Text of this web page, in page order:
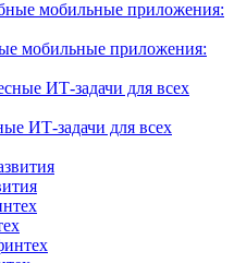
мобильные приложения:
ИТ-задачи для всех